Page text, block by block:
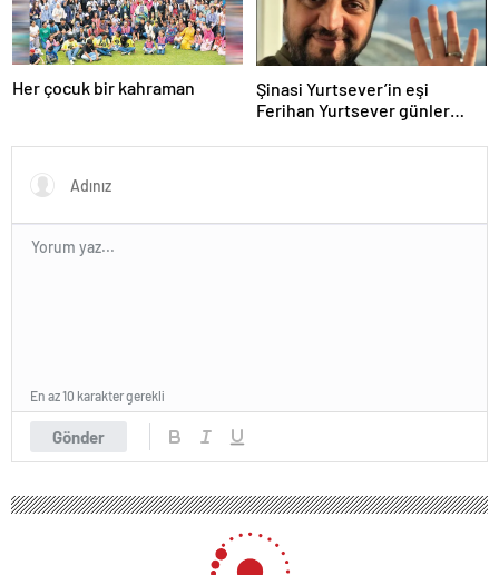
Her çocuk bir kahraman
Şinasi Yurtsever’in eşi
Ferihan Yurtsever günler
Gönder
En az 10 karakter gerekli